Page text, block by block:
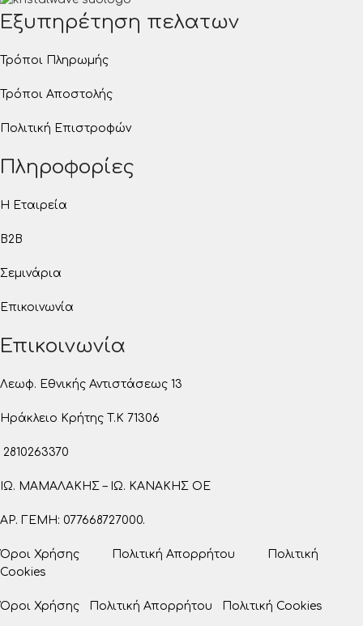
Εξυπηρέτηση πελατων
Τρόποι Πληρωμής
Τρόποι Αποστολής
Πολιτική Επιστροφών
Πληροφορίες
Η Εταιρεία
B2B
Σεμινάρια
Επικοινωνία
Επικοινωνία
Λεωφ. Εθνικής Αντιστάσεως 13
Ηράκλειο Κρήτης T.K 71306
2810263370
ΙΩ. ΜΑΜΑΛΑΚΗΣ – ΙΩ. ΚΑΝΑΚΗΣ ΟΕ
ΑΡ. ΓΕΜΗ: 077668727000.
Όροι Χρήσης Πολιτική Απορρήτου Πολιτική
Cookies
Όροι Χρήσης Πολιτική Απορρήτου Πολιτική Cookies